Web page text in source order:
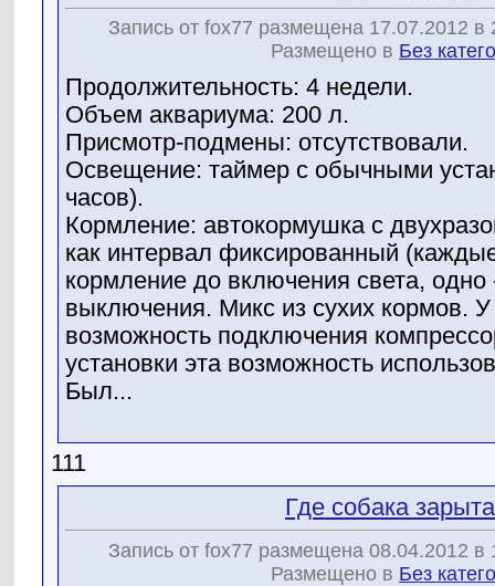
Запись от fox77 размещена 17.07.2012 в
Размещено в Без
Продолжительность: 4 недели.
Объем аквариума: 200 л.
Присмотр-подмены: отсутствовали.
Освещение: таймер с обычными
часов).
Кормление: автокормушка с
как интервал фиксированный
кормление до включения света, одно
выключения. Микс из сухих кормов.
возможность подключения
установки эта возможность
Был...
111
Где собака
Запись от fox77 размещена 08.04.2012 в
Размещено в Без